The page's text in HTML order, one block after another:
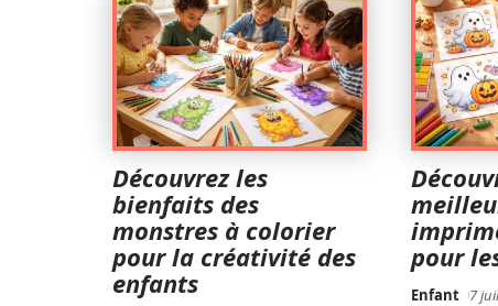
Découvrez les
bienfaits des
monstres à colorier
pour la créativité des
enfants
pour
Enfant 7